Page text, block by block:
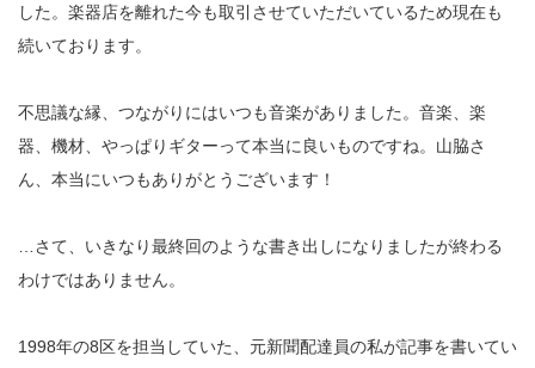
した。楽器店を離れた今も取引させていただいているため現在も
続いております。
不思議な縁、つながりにはいつも音楽がありました。音楽、楽
器、機材、やっぱりギターって本当に良いものですね。山脇さ
ん、本当にいつもありがとうございます！
…さて、いきなり最終回のような書き出しになりましたが終わる
わけではありません。
1998年の8区を担当していた、元新聞配達員の私が記事を書いてい